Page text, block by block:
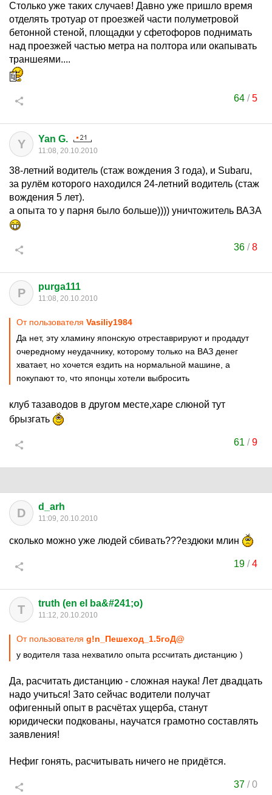
Столько уже таких случаев! Давно уже пришло время
отделять тротуар от проезжей части полуметровой
бетонной стеной, площадки у сфетофоров поднимать
над проезжей частью метра на полтора или окапывать
траншеями....
64 /5
Y Yan G.
11:08, 20.10.2010
38-летний водитель (стаж вождения 3 года), и Subaru,
за рулём которого находился 24-летний водитель (стаж
вождения 5 лет).
а опыта то у парня было больше)))) уничтожитель ВАЗА
36 /8
P purga111
11:08, 20.10.2010
От пользователя Vasiliy1984
Да нет, эту хламину японскую отреставрируют и продадут
очередному неудачнику, которому только на ВАЗ денег
хватает, но хочется ездить на нормальной машине, а
покупают то, что японцы хотели выбросить
клуб тазаводов в другом месте,харе слюной тут
брызгать
61 /9
D d_arh
11:09, 20.10.2010
сколько можно уже людей сбивать???ездюки млин
19 /4
T truth (en el ba&#241;o)
11:12, 20.10.2010
От пользователя g!n_Пешеход_1.5гоД@
у водителя таза нехватило опыта рссчитать дистанцию )
Да, расчитать дистанцию - сложная наука! Лет двадцать
надо учиться! Зато сейчас водители получат
офигенный опыт в расчётах ущерба, станут
юридически подкованы, научатся грамотно составлять
заявления!
Нефиг гонять, расчитывать ничего не придётся.
37 /0